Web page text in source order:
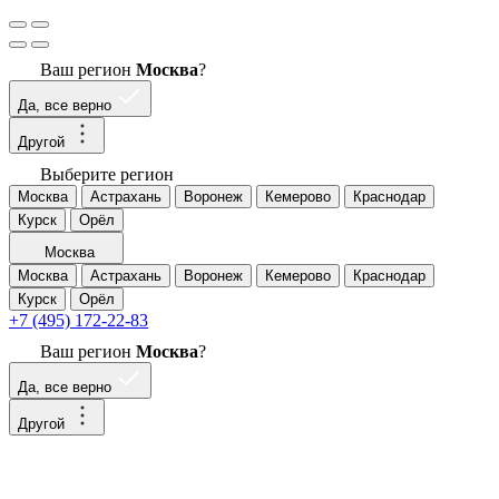
Ваш регион Москва?
Да, все верно
Другой
Выберите регион
Москва Астрахань Воронеж Кемерово
Краснодар
Курск
Орёл
Москва
Москва
Астрахань Воронеж Кемерово
Краснодар
Курск
Орёл
+7 (495) 172-22-83
Ваш регион Москва?
Да, все верно
Другой